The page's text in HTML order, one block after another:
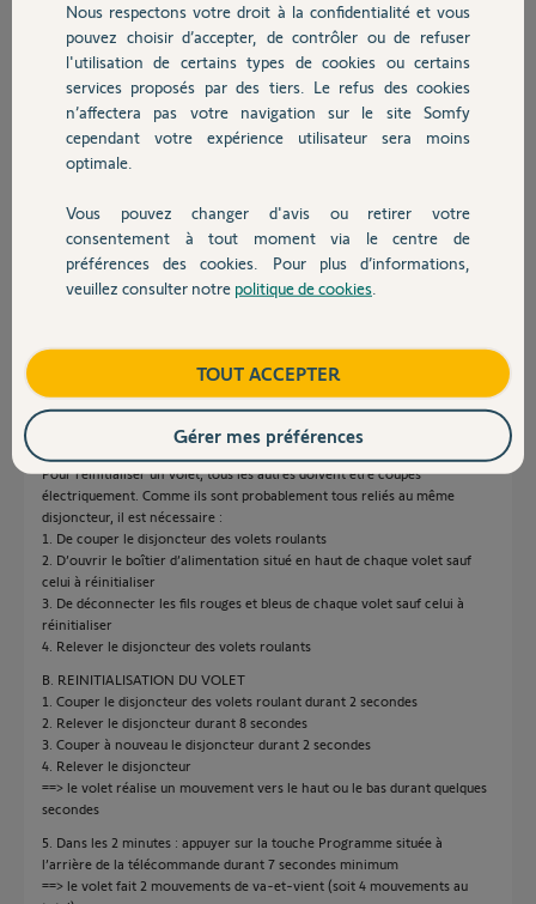
Chauffage
Autres produits
Devis avec un pro
Contact
De fait, je n'arrive pas à réaliser le réglage de fin de course.
Pourriez-vous m'aider ?
Merci d'avance !
RENAULD C.
Réponses
Voici comment j'ai résolu le problème (sachant qu'en plus, le volet se
réouvrait/remontait tout seul lorsqu'il arrivait à la fermeture) :
Pour réinitialiser un volet, tous les autres doivent être coupés
électriquement. Comme ils sont probablement tous reliés au même
disjoncteur, il est nécessaire :
1. De couper le disjoncteur des volets roulants
2. D’ouvrir le boîtier d’alimentation situé en haut de chaque volet sauf
celui à réinitialiser
3. De déconnecter les fils rouges et bleus de chaque volet sauf celui à
réinitialiser
4. Relever le disjoncteur des volets roulants
B. REINITIALISATION DU VOLET
1. Couper le disjoncteur des volets roulant durant 2 secondes
2. Relever le disjoncteur durant 8 secondes
3. Couper à nouveau le disjoncteur durant 2 secondes
4. Relever le disjoncteur
==> le volet réalise un mouvement vers le haut ou le bas durant quelques
secondes
5. Dans les 2 minutes : appuyer sur la touche Programme située à
l’arrière de la télécommande durant 7 secondes minimum
==> le volet fait 2 mouvements de va-et-vient (soit 4 mouvements au
Nous respectons votre droit à la confidentialité et vous
pouvez choisir d’accepter, de contrôler ou de refuser
l'utilisation de certains types de cookies ou certains
services proposés par des tiers. Le refus des cookies
n’affectera pas votre navigation sur le site Somfy
cependant votre expérience utilisateur sera moins
optimale.
Vous pouvez changer d'avis ou retirer votre
consentement à tout moment via le centre de
préférences des cookies. Pour plus d’informations,
veuillez consulter notre politique de cookies
TOUT ACCEPTER
Gérer mes préférences